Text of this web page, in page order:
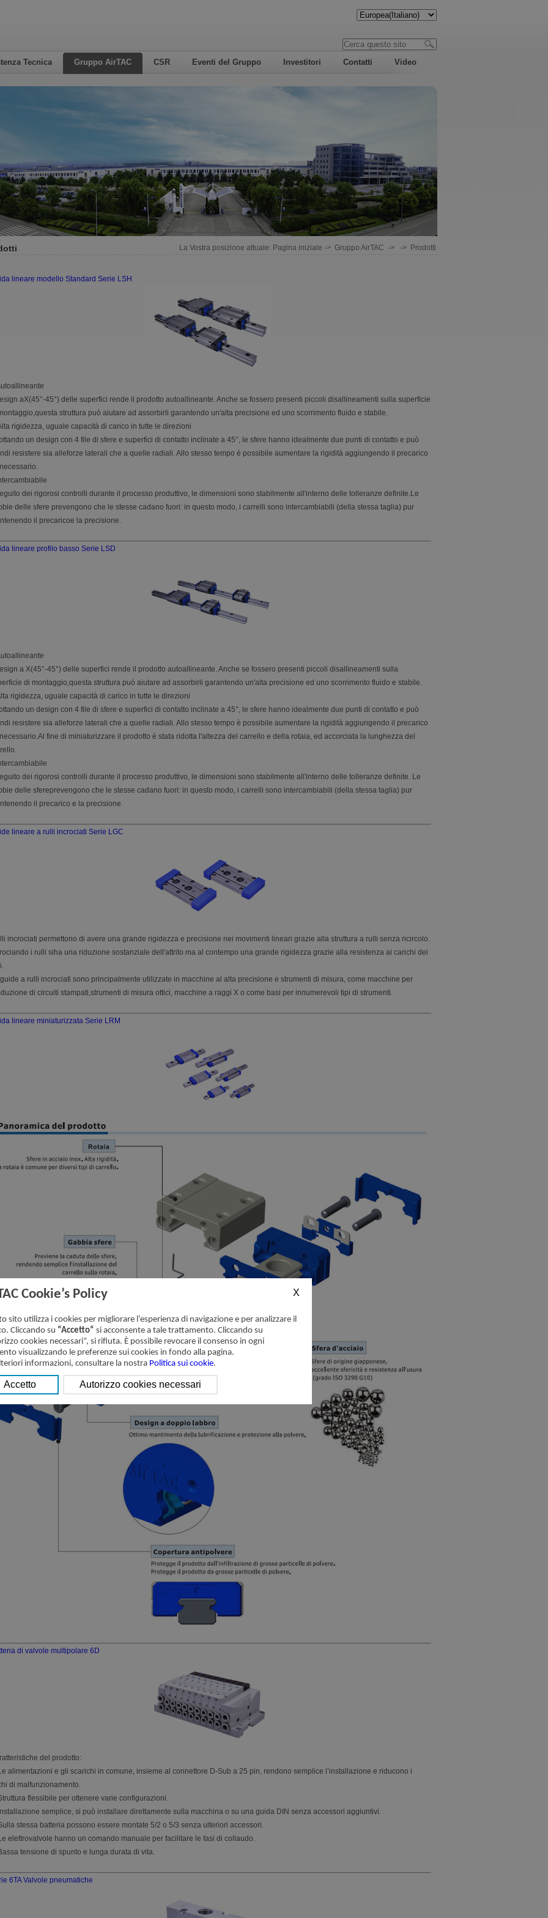
Tecnica Gruppo AirTAC CSR Eventi del Gruppo Investitori Contatti Video
La Vostra posizione attuale: Pagina iniziale -> Gruppo AirTAC -> -> Prodotti
lineare modello Standard Serie LSH
aX(45°-45°) delle superfici rende il prodotto autoallineante. Anche se fossero presenti piccoli disallineamenti sulla superficie
struttura può aiutare ad assorbirli garantendo un'alta precisione ed uno scorrimento fluido e stabile.
rigidezza, uguale capacità di carico in tutte le direzioni
un design con 4 file di sfere e superfici di contatto inclinate a 45°, le sfere hanno idealmente due punti di contatto e può
resistere sia alleforze laterali che a quelle radiali. Allo stesso tempo è possibile aumentare la rigidità aggiungendo il precarico
dei rigorosi controlli durante il processo produttivo, le dimensioni sono stabilmente all'interno delle tolleranze definite.Le
delle sfere prevengono che le stesse cadano fuori: in questo modo, i carrelli sono intercambiabili (della stessa taglia) pur
il precaricoe la precisione.
lineare profilo basso Serie LSD
a X(45°-45°) delle superfici rende il prodotto autoallineante. Anche se fossero presenti piccoli disallineamenti sulla
di montaggio,questa struttura può aiutare ad assorbirli garantendo un'alta precisione ed uno scorrimento fluido e stabile.
rigidezza, uguale capacità di carico in tutte le direzioni
un design con 4 file di sfere e superfici di contatto inclinate a 45°, le sfere hanno idealmente due punti di contatto e può
resistere sia alleforze laterali che a quelle radiali. Allo stesso tempo è possibile aumentare la rigidità aggiungendo il precarico
fine di miniaturizzare il prodotto è stata ridotta l'altezza del carrello e della rotaia, ed accorciata la lunghezza del
dei rigorosi controlli durante il processo produttivo, le dimensioni sono stabilmente all'interno delle tolleranze definite. Le
delle sfereprevengono che le stesse cadano fuori: in questo modo, i carrelli sono intercambiabili (della stessa taglia) pur
il precarico e la precisione.
lineare a rulli incrociati Serie LGC
incrociati permettono di avere una grande rigidezza e precisione nei movimenti lineari grazie alla struttura a rulli senza ricircolo.
i rulli siha una riduzione sostanziale dell'attrito ma al contempo una grande rigidezza grazie alla resistenza ai carichi dei
a rulli incrociati sono principalmente utilizzate in macchine al alta precisione e strumenti di misura, come macchine per
di circuiti stampati,strumenti di misura ottici, macchine a raggi X o come basi per innumerevoli tipi di strumenti.
lineare miniaturizzata Serie LRM
di valvole multipolare 6D
del prodotto:
alimentazioni e gli scarichi in comune, insieme al connettore D-Sub a 25 pin, rendono semplice l’installazione e riducono i
di malfunzionamento.
flessibile per ottenere varie configurazioni.
semplice, si può installare direttamente sulla macchina o su una guida DIN senza accessori aggiuntivi.
stessa batteria possono essere montate 5/2 o 5/3 senza ulteriori accessori.
elettrovalvole hanno un comando manuale per facilitare le fasi di collaudo.
tensione di spunto e lunga durata di vita.
6TA Valvole pneumatiche
Cookie’s Policy
sito utilizza i cookies per migliorare l’esperienza di navigazione e per analizzare il
Cliccando su “Accetto“ si acconsente a tale trattamento. Cliccando su
cookies necessari“, si rifiuta. È possibile revocare il consenso in ogni
visualizzando le preferenze sui cookies in fondo alla pagina.
informazioni, consultare la nostra Politica sui cookie.